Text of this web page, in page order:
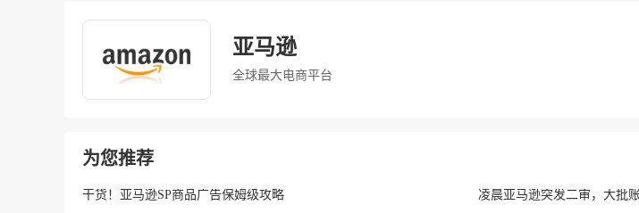
亚马逊
全球最大电商平台
为您推荐
干货！亚马逊SP商品广告保姆级攻略 凌晨亚马逊突发二审，大批